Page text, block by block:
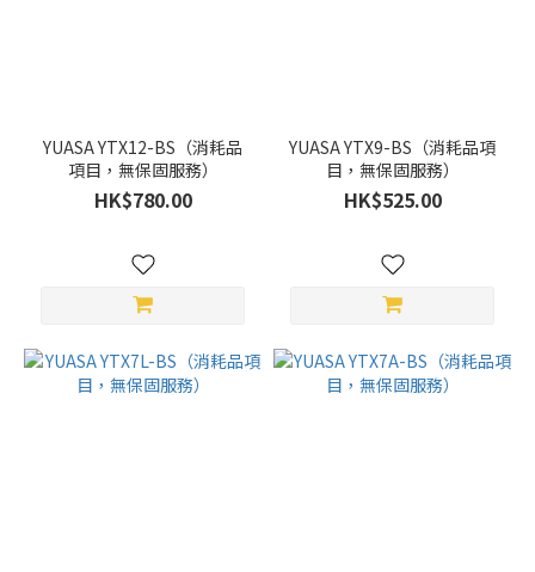
YUASA YTX12-BS（消耗品
項目，無保固服務）
HK$780.00
YUASA YTX9-BS（消耗品項
目，無保固服務）
HK$525.00